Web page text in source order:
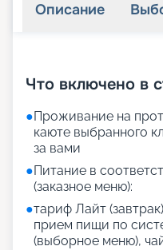
Описание
Что включено в
●Проживание на
каюте выбранного
за вами
●Питание в
(заказное меню):
●тариф Лайт
прием пищи по
(выборное меню),